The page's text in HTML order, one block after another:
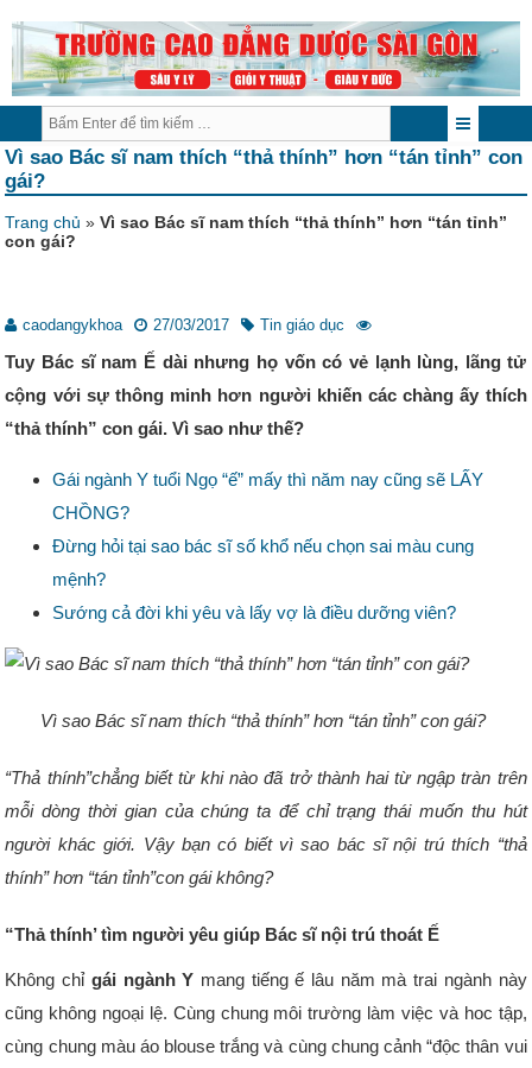
Vì sao Bác sĩ nam thích “thả thính” hơn “tán tỉnh” con
gái?
Trang chủ »Vì sao Bác sĩ nam thích “thả thính” hơn “tán tỉnh”
con gái?
caodangykhoa 27/03/2017 Tin giáo dục
Tuy Bác sĩ nam Ế dài nhưng họ vốn có vẻ lạnh lùng, lãng tử
cộng với sự thông minh hơn người khiến các chàng ấy thích
“thả thính” con gái. Vì sao như thế?
Gái ngành Y tuổi Ngọ “ế” mấy thì năm nay cũng sẽ LẤY
CHỒNG?
Đừng hỏi tại sao bác sĩ số khổ nếu chọn sai màu cung
mệnh?
Sướng cả đời khi yêu và lấy vợ là điều dưỡng viên?
Vì sao Bác sĩ nam thích “thả thính” hơn “tán tỉnh” con gái?
“Thả thính”chẳng biết từ khi nào đã trở thành hai từ ngập tràn trên
mỗi dòng thời gian của chúng ta để chỉ trạng thái muốn thu hút
người khác giới. Vậy bạn có biết vì sao bác sĩ nội trú thích “thả
thính” hơn “tán tỉnh”con gái không?
“Thả thính’ tìm người yêu giúp Bác sĩ nội trú thoát Ế
Không chỉ gái ngành Y mang tiếng ế lâu năm mà trai ngành này
cũng không ngoại lệ. Cùng chung môi trường làm việc và hoc tập,
cùng chung màu áo blouse trắng và cùng chung cảnh “độc thân vui